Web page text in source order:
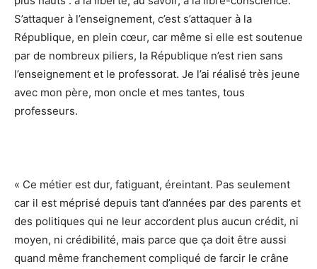
S’attaquer à l’enseignement, c’est s’attaquer à la
République, en plein cœur, car même si elle est soutenue
par de nombreux piliers, la République n’est rien sans
l’enseignement et le professorat. Je l’ai réalisé très jeune
avec mon père, mon oncle et mes tantes, tous
professeurs.
« Ce métier est dur, fatiguant, éreintant. Pas seulement
car il est méprisé depuis tant d’années par des parents et
des politiques qui ne leur accordent plus aucun crédit, ni
moyen, ni crédibilité, mais parce que ça doit être aussi
quand même franchement compliqué de farcir le crâne